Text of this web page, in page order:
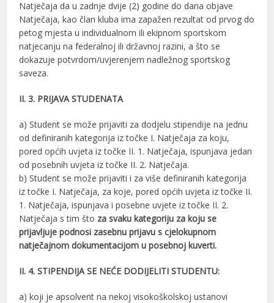
Natječaja da u zadnje dvije (2) godine do dana objave
Natječaja, kao član kluba ima zapažen rezultat od prvog do
petog mjesta u individualnom ili ekipnom sportskom
natjecanju na federalnoj ili državnoj razini, a što se
dokazuje potvrdom/uvjerenjem nadležnog sportskog
saveza.
II. 3. PRIJAVA STUDENATA
a) Student se može prijaviti za dodjelu stipendije na jednu
od definiranih kategorija iz točke I. Natječaja za koju,
pored općih uvjeta iz točke II. 1. Natječaja, ispunjava jedan
od posebnih uvjeta iz točke II. 2. Natječaja.
b) Student se može prijaviti i za više definiranih kategorija
iz točke I. Natječaja, za koje, pored općih uvjeta iz točke II.
1. Natječaja, ispunjava i posebne uvjete iz točke II. 2.
Natječaja s tim što za svaku kategoriju za koju se
prijavljuje podnosi zasebnu prijavu s cjelokupnom
natječajnom dokumentacijom u posebnoj kuverti.
II. 4. STIPENDIJA SE NEĆE DODIJELITI STUDENTU:
a) koji je apsolvent na nekoj visokoškolskoj ustanovi